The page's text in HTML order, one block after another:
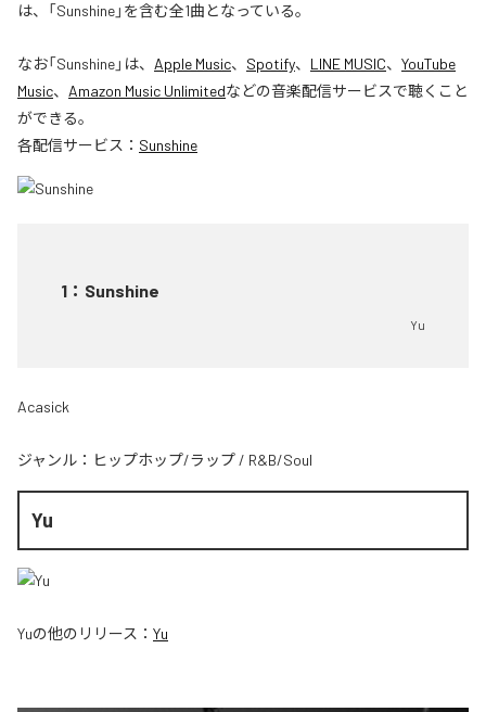
は、「Sunshine」を含む全1曲となっている。
なお「Sunshine」は、 Apple Music、 Spotify、 LINE MUSIC、 YouTube
Music、 Amazon Music Unlimitedなどの音楽配信サービスで聴くこと
ができる。
各配信サービス： Sunshine
1 ： Sunshine
Yu
Acasick
ジャンル： ヒップホップ/ラップ / R&B/Soul
Yu
Yuの他のリリース： Yu